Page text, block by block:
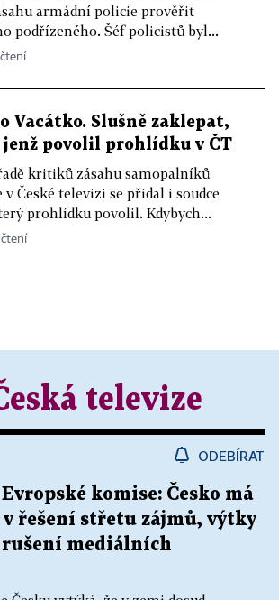
armádní policie prověřit
podřízeného. Šéf policistů byl...
Vacátko. Slušně zaklepat,
jenž povolil prohlídku v ČT
kritiků zásahu samopalníků
České televizi se přidal i soudce
prohlídku povolil. Kdybych...
čtení
televize
ODEBÍRAT
komise: Česko má
řešení střetu zájmů, výtky
mediálních